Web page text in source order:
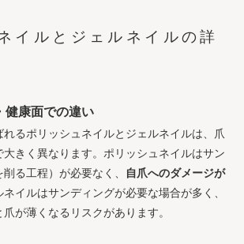
イルとジェルネイルの詳
健康面での違い
れるポリッシュネイルとジェルネイルは、爪
きく異なります。ポリッシュネイルはサン
る工程）が必要なく、
自爪へのダメージが
イルはサンディングが必要な場合が多く、
が薄くなるリスクがあります。